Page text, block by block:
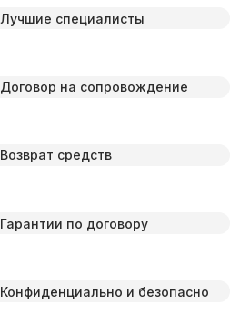
Лучшие специалисты
Договор на сопровождение
Возврат средств
Гарантии по договору
Конфиденциально и безопасно